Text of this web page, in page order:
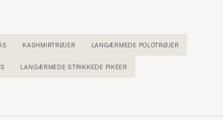
KASHMIRTRØJER LANGÆRMEDE POLOTRØJER
LANGÆRMEDE STRIKKEDE PIKÉER